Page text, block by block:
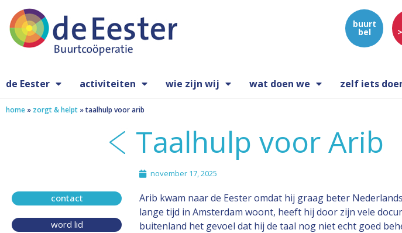
buurt
bel
de Eester activiteiten wie zijn wij wat doen we zelf iets
home » zorgt & helpt »taalhulp voor arib
Taalhulp voor Arib
november 17, 2025
contact
word lid
Arib kwam naar de Eester omdat hij graag beter
lange tijd in Amsterdam woont, heeft hij door zijn vele
buitenland het gevoel dat hij de taal nog niet echt goed